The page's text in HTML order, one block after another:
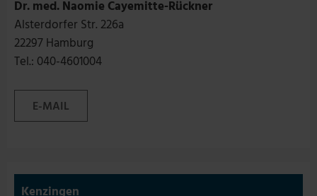
Dr. med. Naomie Cayemitte-Rückner
Alsterdorfer Str. 226a
22297 Hamburg
Tel.: 040-4601004
E-MAIL
Kenzingen